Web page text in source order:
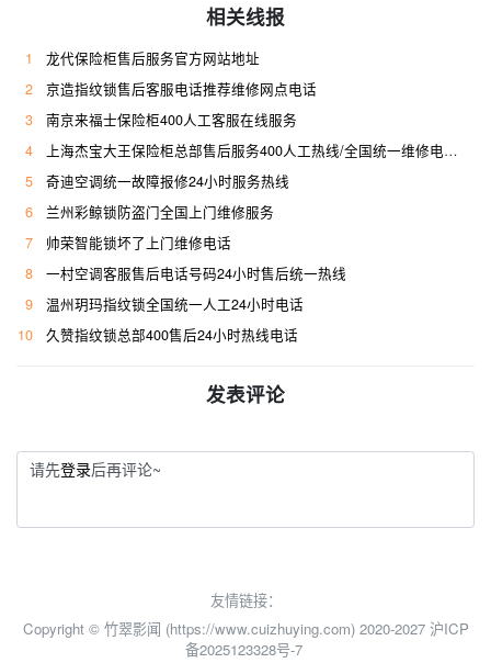
相关线报
1
龙代保险柜售后服务官方网站地址
2
京造指纹锁售后客服电话推荐维修网点电话
3
南京来福士保险柜400人工客服在线服务
4
上海杰宝大王保险柜总部售后服务400人工热线/全国统一维修电话是多少
5
奇迪空调统一故障报修24小时服务热线
6
兰州彩鲸锁防盗门全国上门维修服务
7
帅荣智能锁坏了上门维修电话
8
一村空调客服售后电话号码24小时售后统一热线
9
温州玥玛指纹锁全国统一人工24小时电话
10
久赞指纹锁总部400售后24小时热线电话
发表评论
请先登录后再评论~
友情链接：
Copyright © 竹翠影闻 (https://www.cuizhuying.com) 2020-2027 沪ICP
备2025123328号-7